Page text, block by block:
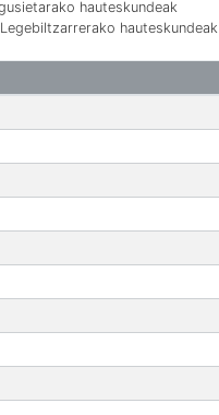
hauteskundeak
hauteskundeak